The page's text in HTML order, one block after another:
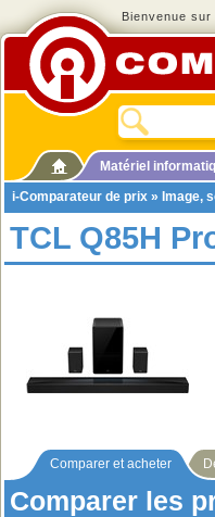
Bienvenue
Matériel
i-Comparateur de prix » Image,
TCL Q85H
Comparer et acheter
Comparer les